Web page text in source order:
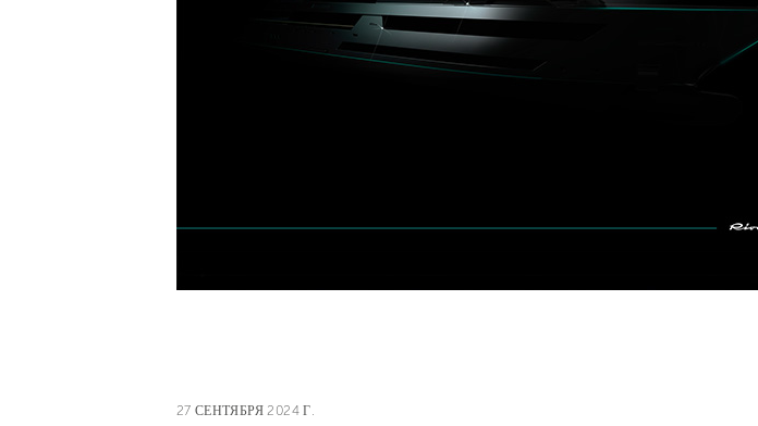
27 СЕНТЯБРЯ 2024 Г.